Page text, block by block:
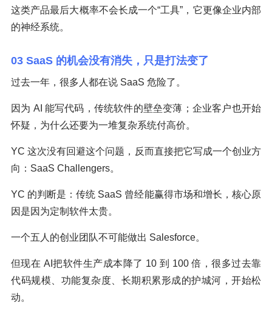
这类产品最后大概率不会长成一个“工具”，它更像企业内部
的神经系统。
03 SaaS 的机会没有消失，只是打法变了
过去一年，很多人都在说 SaaS 危险了。
因为 AI 能写代码，传统软件的壁垒变薄；企业客户也开始
怀疑，为什么还要为一堆复杂系统付高价。
YC 这次没有回避这个问题，反而直接把它写成一个创业方
向：SaaS Challengers。
YC 的判断是：传统 SaaS 曾经能赢得市场和增长，核心原
因是因为定制软件太贵。
一个五人的创业团队不可能做出 Salesforce。
但现在 AI把软件生产成本降了 10 到 100 倍，很多过去靠
代码规模、功能复杂度、长期积累形成的护城河，开始松
动。